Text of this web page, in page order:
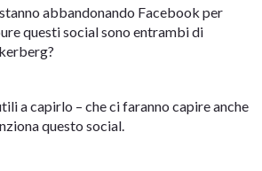
abbandonando Facebook per
questi social sono entrambi di
a capirlo – che ci faranno capire anche
questo social.